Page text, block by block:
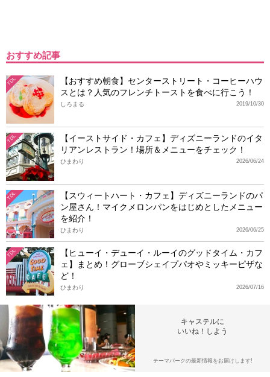
おすすめ記事
TDL
【おすすめ朝食】センターストリート・コーヒーハウ
スとは？人気のフレンチトーストを食べに行こう！
2019/10/30
しろまる
TDL
【イーストサイド・カフェ】ディズニーランドのイタ
リアンレストラン！場所＆メニューをチェック！
2026/06/24
ひまわり
TDL
【スウィートハート・カフェ】ディズニーランドのパ
ン屋さん！マイクメロンパンをはじめとしたメニュー
を紹介！
2026/06/25
ひまわり
TDL
【ヒューイ・デューイ・ルーイのグッドタイム・カフ
ェ】まとめ！グローブシェイプパオやミッキーピザな
ど！
2026/07/16
ひまわり
キャステルに
いいね！しよう
テーマパークの最新情報をお届けします!